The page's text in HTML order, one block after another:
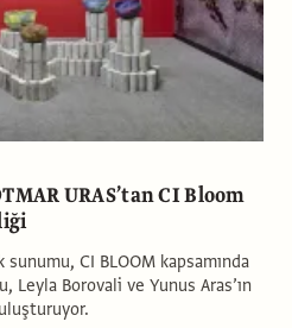
URAS’tan CI Bloom
CI BLOOM kapsamında
Borovali ve Yunus Aras’ın